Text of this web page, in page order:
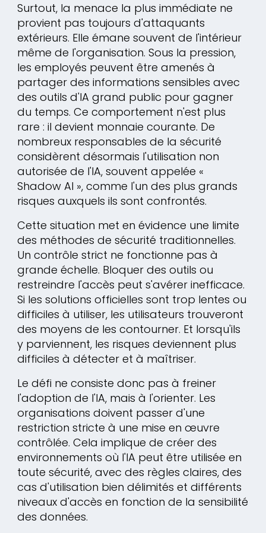
Surtout, la menace la plus immédiate ne
provient pas toujours d'attaquants
extérieurs. Elle émane souvent de l'intérieur
même de l'organisation. Sous la pression,
les employés peuvent être amenés à
partager des informations sensibles avec
des outils d'IA grand public pour gagner
du temps. Ce comportement n'est plus
rare : il devient monnaie courante. De
nombreux responsables de la sécurité
considèrent désormais l'utilisation non
autorisée de l'IA, souvent appelée «
Shadow AI », comme l'un des plus grands
risques auxquels ils sont confrontés.
Cette situation met en évidence une limite
des méthodes de sécurité traditionnelles.
Un contrôle strict ne fonctionne pas à
grande échelle. Bloquer des outils ou
restreindre l'accès peut s'avérer inefficace.
Si les solutions officielles sont trop lentes ou
difficiles à utiliser, les utilisateurs trouveront
des moyens de les contourner. Et lorsqu'ils
y parviennent, les risques deviennent plus
difficiles à détecter et à maîtriser.
Le défi ne consiste donc pas à freiner
l'adoption de l'IA, mais à l'orienter. Les
organisations doivent passer d'une
restriction stricte à une mise en œuvre
contrôlée. Cela implique de créer des
environnements où l'IA peut être utilisée en
toute sécurité, avec des règles claires, des
cas d'utilisation bien délimités et différents
niveaux d'accès en fonction de la sensibilité
des données.